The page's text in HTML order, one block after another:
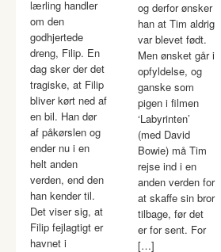
lærling handler
om den
godhjertede
dreng, Filip. En
dag sker der det
tragiske, at Filip
bliver kørt ned af
en bil. Han dør
af påkørslen og
ender nu i en
helt anden
verden, end den
han kender til.
Det viser sig, at
Filip fejlagtigt er
havnet i
og derfor ønsker
han at Tim aldrig
var blevet født.
Men ønsket går i
opfyldelse, og
ganske som
pigen i filmen
‘Labyrinten’
(med David
Bowie) må Tim
rejse ind i en
anden verden for
at skaffe sin bror
tilbage, før det
er for sent. For
[…]